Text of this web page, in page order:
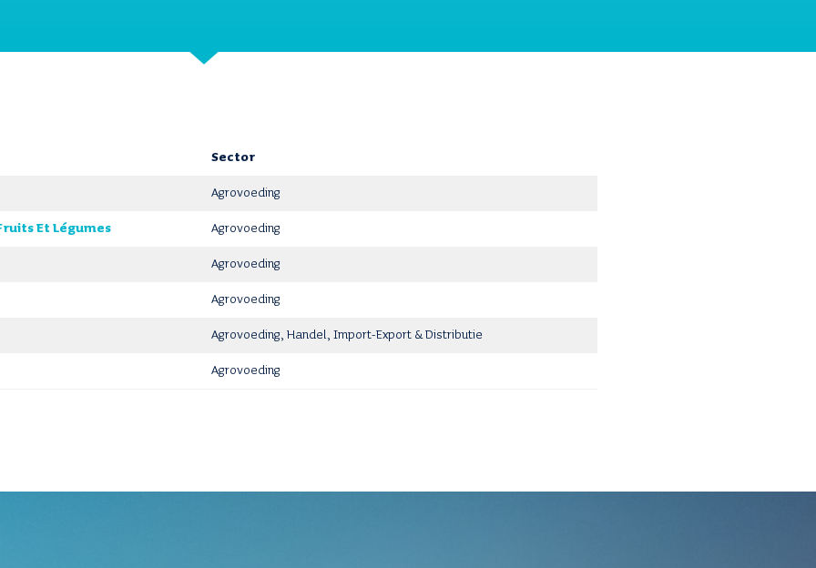
Sector
Agrovoeding
Et Légumes Agrovoeding
Agrovoeding
Agrovoeding
Agrovoeding, Handel, Import-Export & Distributie
Agrovoeding